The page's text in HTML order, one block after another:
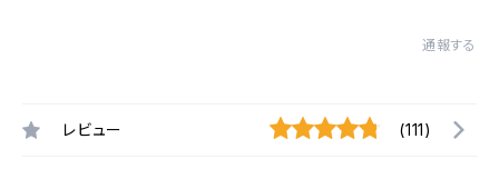
通報する
レビュー (111)